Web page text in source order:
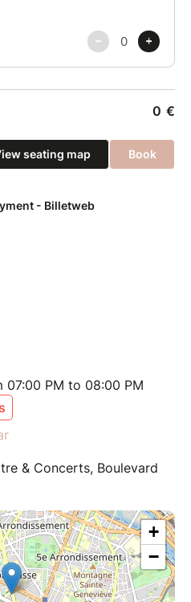
PM to 08:00 PM
& Concerts, Boulevard
+
−